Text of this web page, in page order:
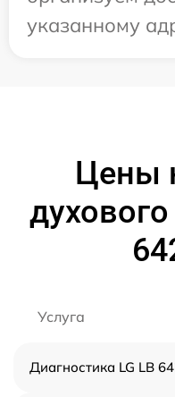
указанному
Цены
Услуга
Диагностика LG LB